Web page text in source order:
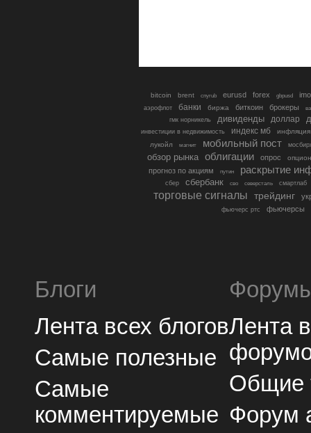
bitcoin brent cnyrub eurusd forex gbpusd
аэрофлот банки биржа биткоин брокеры
гмк норникель
дивиденды доллар
инвестиции в недвижимость индекс мб
инфляция
лукойл
магнит мобильный пост
обзор рынка облигации опрос
прогноз по акциям путин раскрытие
сбер сбербанк сво северсталь смартлаб
торговые сигналы трейдинг
фьючерс ртс фьючерсы
Блоги
Лента всех блогов
Самые полезные
Самые
комментируемые
Лента
Общие
Форум